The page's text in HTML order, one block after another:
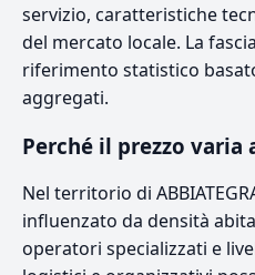
servizio, caratteristiche
del mercato locale. La
riferimento statistico
aggregati.
Perché il prezzo varia
Nel territorio di
influenzato da densità
operatori specializzati e